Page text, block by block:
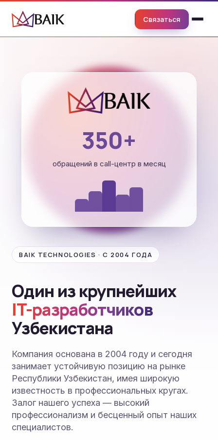
Связаться
BAIK TECHNOLOGIES · С 2004 ГОДА
Один из крупнейших
IT-разработчиков
Узбекистана
Компания основана в 2004 году и сегодня
занимает устойчивую позицию на рынке
Республики Узбекистан, имея широкую
известность в профессиональных кругах.
Залог нашего успеха — высокий
профессионализм и бесценный опыт наших
специалистов.
350+
обращений в call-центр в месяц